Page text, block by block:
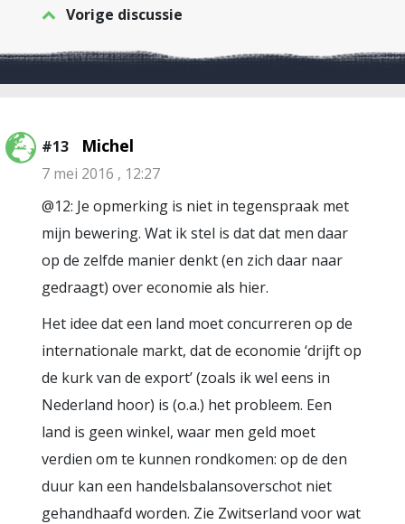
Vorige discussie
#13 Michel
7 mei 2016 , 12:27
@12: Je opmerking is niet in tegenspraak met
mijn bewering. Wat ik stel is dat dat men daar
op de zelfde manier denkt (en zich daar naar
gedraagt) over economie als hier.
Het idee dat een land moet concurreren op de
internationale markt, dat de economie ‘drijft op
de kurk van de export’ (zoals ik wel eens in
Nederland hoor) is (o.a.) het probleem. Een
land is geen winkel, waar men geld moet
verdien om te kunnen rondkomen: op de den
duur kan een handelsbalansoverschot niet
gehandhaafd worden. Zie Zwitserland voor wat